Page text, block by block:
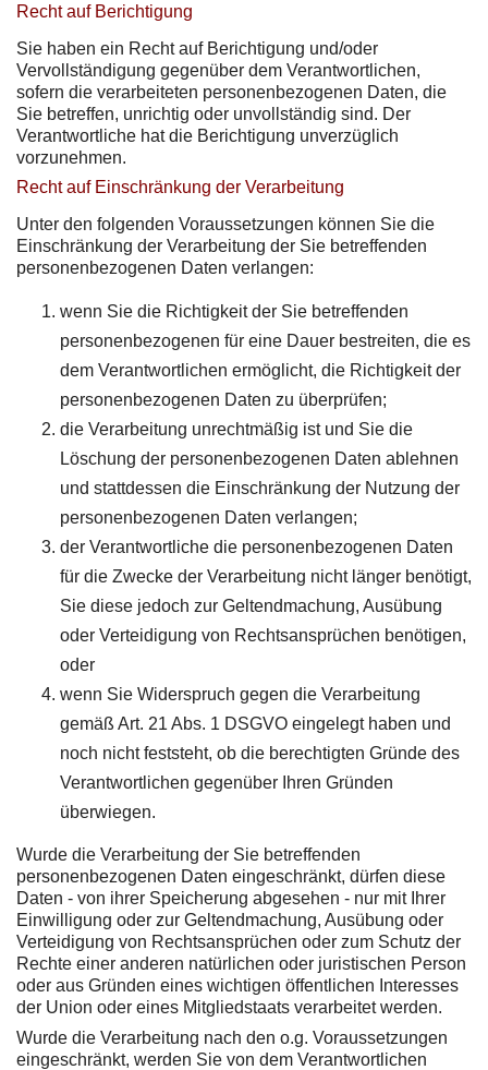
Recht auf Berichtigung
Sie haben ein Recht auf Berichtigung und/oder
Vervollständigung gegenüber dem Verantwortlichen,
sofern die verarbeiteten personenbezogenen Daten, die
Sie betreffen, unrichtig oder unvollständig sind. Der
Verantwortliche hat die Berichtigung unverzüglich
vorzunehmen.
Recht auf Einschränkung der Verarbeitung
Unter den folgenden Voraussetzungen können Sie die
Einschränkung der Verarbeitung der Sie betreffenden
personenbezogenen Daten verlangen:
wenn Sie die Richtigkeit der Sie betreffenden
personenbezogenen für eine Dauer bestreiten, die es
dem Verantwortlichen ermöglicht, die Richtigkeit der
personenbezogenen Daten zu überprüfen;
die Verarbeitung unrechtmäßig ist und Sie die
Löschung der personenbezogenen Daten ablehnen
und stattdessen die Einschränkung der Nutzung der
personenbezogenen Daten verlangen;
der Verantwortliche die personenbezogenen Daten
für die Zwecke der Verarbeitung nicht länger benötigt,
Sie diese jedoch zur Geltendmachung, Ausübung
oder Verteidigung von Rechtsansprüchen benötigen,
oder
wenn Sie Widerspruch gegen die Verarbeitung
gemäß Art. 21 Abs. 1 DSGVO eingelegt haben und
noch nicht feststeht, ob die berechtigten Gründe des
Verantwortlichen gegenüber Ihren Gründen
überwiegen.
Wurde die Verarbeitung der Sie betreffenden
personenbezogenen Daten eingeschränkt, dürfen diese
Daten - von ihrer Speicherung abgesehen - nur mit Ihrer
Einwilligung oder zur Geltendmachung, Ausübung oder
Verteidigung von Rechtsansprüchen oder zum Schutz der
Rechte einer anderen natürlichen oder juristischen Person
oder aus Gründen eines wichtigen öffentlichen Interesses
der Union oder eines Mitgliedstaats verarbeitet werden.
Wurde die Verarbeitung nach den o.g. Voraussetzungen
eingeschränkt, werden Sie von dem Verantwortlichen